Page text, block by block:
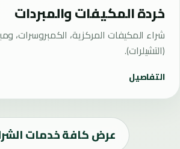
خردة المكيفات والمبردات
شراء المكيفات المركزية، الكمبروسرات،
(التشيلرات).
التفاصيل
عرض كافة خدمات